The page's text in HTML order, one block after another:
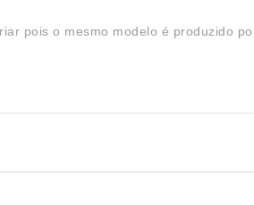
pois o mesmo modelo é produzido